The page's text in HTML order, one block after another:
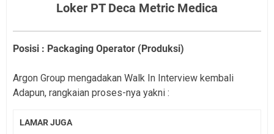
Loker PT Deca Metric Medica
Posisi : Packaging Operator (Produksi)
Argon Group mengadakan Walk In Interview kembali
Adapun, rangkaian proses-nya yakni :
LAMAR JUGA